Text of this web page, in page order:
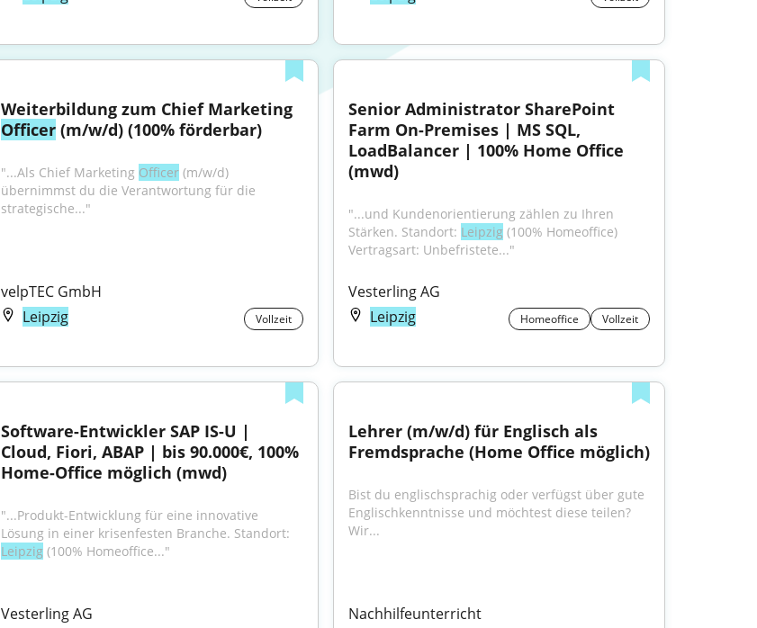
Officer (m/w/d) (100% förderbar)
"...Als Chief Marketing Officer (m/w/d)
übernimmst du die Verantwortung für die
strategische..."
velpTEC GmbH
Leipzig
Vollzeit
Senior Administrator SharePoint
Farm On-Premises | MS SQL,
LoadBalancer | 100% Home Office
(mwd)
"...und Kundenorientierung zählen zu Ihren
Stärken. Standort: Leipzig (100% Homeoffice)
Vertragsart: Unbefristete..."
Vesterling AG
Leipzig
Homeoffice Vollzeit
Software-Entwickler SAP IS-U |
Cloud, Fiori, ABAP | bis 90.000€, 100%
Home-Office möglich (mwd)
"...Produkt-Entwicklung für eine innovative
Leipzig (100% Homeoffice..."
Vesterling AG
Lehrer (m/w/d) für Englisch als
Fremdsprache (Home Office möglich)
Bist du englischsprachig oder verfügst über gute
Englischkenntnisse und möchtest diese teilen?
Wir...
Nachhilfeunterricht